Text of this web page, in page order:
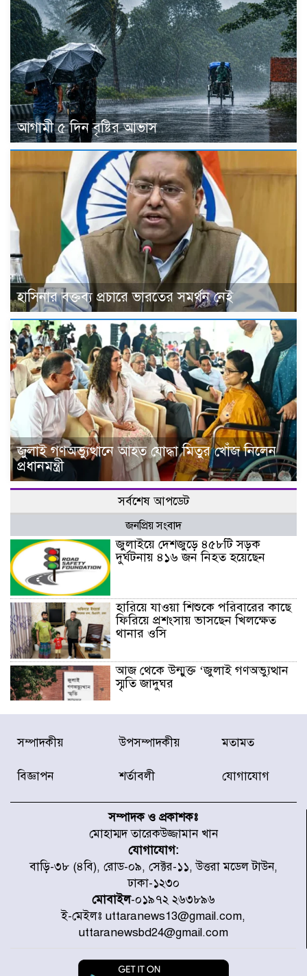
আগামী ৫ দিন বৃষ্টির আভাস
হাসিনার বক্তব্য প্রচারে ভারতের সমর্থন নেই
জুলাই গণঅভ্যুত্থানে আহত যোদ্ধা মিতুর খোঁজ নিলেন
প্রধানমন্ত্রী
সর্বশেষ আপডেট
জনপ্রিয় সংবাদ
জুলাইয়ে দেশজুড়ে ৪৫৮টি সড়ক
দুর্ঘটনায় ৪১৬ জন নিহত হয়েছেন
হারিয়ে যাওয়া শিশুকে পরিবারের কাছে
ফিরিয়ে প্রশংসায় ভাসছেন খিলক্ষেত
থানার ওসি
আজ থেকে উন্মুক্ত ‘জুলাই গণঅভ্যুত্থান
স্মৃতি জাদুঘর
রাজধানীর উত্তরা আঞ্চলিক পাসপোর্ট
অফিসের সামনে দালাল চক্রের ১৩ জন
করেছে র‌্যাব-১
চূড়ান্ত পর্যায়ে : ইরান
প্রত্যেক অপরাধীর বিচার এ দেশেই
হবে, সে যত শক্তিশালীই হোক না কেন,
চট্টগ্রামে জুলাই গণঅভ্যুত্থান দিবসে
প্রতিমন্ত্রী মীর হেলাল
আগামী ৫ দিন বৃষ্টির আভাস
সম্পাদকীয় উপসম্পাদকীয় মতামত
বিজ্ঞাপন শর্তাবলী যোগাযোগ
সম্পাদক ও প্রকাশকঃ
মোহাম্মদ তারেকউজ্জামান খান
যোগাযোগ:
বাড়ি-৩৮ (৪বি), রোড-০৯, সেক্টর-১১, উত্তরা মডেল টাউন,
ঢাকা-১২৩০
মোবাইল-০১৯৭২ ২৬৩৮৯৬
ই-মেইলঃ uttaranews13@gmail.com,
uttaranewsbd24@gmail.com